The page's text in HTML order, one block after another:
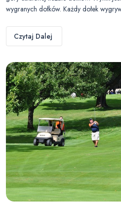
wygranych dołków. Każdy dołek
Czytaj Dalej